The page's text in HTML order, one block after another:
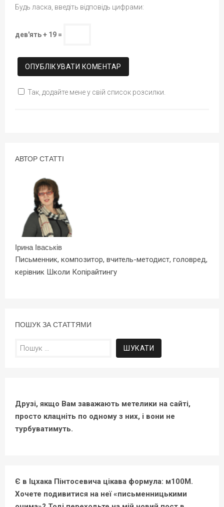
Будь ласка, введіть відповідь цифрами:
дев'ять + 19 =
Так, додайте мене у свій список розсилки.
АВТОР СТАТТІ
Ірина Іваськів
Письменник, композитор, вчитель-методист, головред,
керівник Школи Копірайтингу
ПОШУК ЗА СТАТТЯМИ
Пошук:
Друзі, якщо Вам заважають метелики на сайті,
просто клацніть по одному з них, і вони не
турбуватимуть.
Є в Іцхака Пінтосевича цікава формула: м100М.
Хочете подивитися на неї «письменницькими